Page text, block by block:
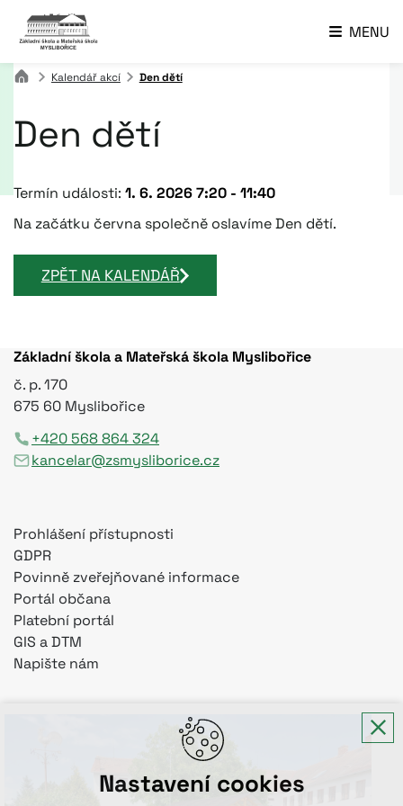
MENU
Kalendář akcí Den dětí
Den dětí
Termín události: 1. 6. 2026 7:20 - 11:40
Na začátku června společně oslavíme Den dětí.
ZPĚT NA KALENDÁŘ
Základní škola a Mateřská škola Myslibořice
č. p. 170
675 60 Myslibořice
+420 568 864 324
kancelar@zsmysliborice.cz
Prohlášení přístupnosti
GDPR
Povinně zveřejňované informace
Portál občana
Platební portál
GIS a DTM
Napište nám
Nastavení cookies